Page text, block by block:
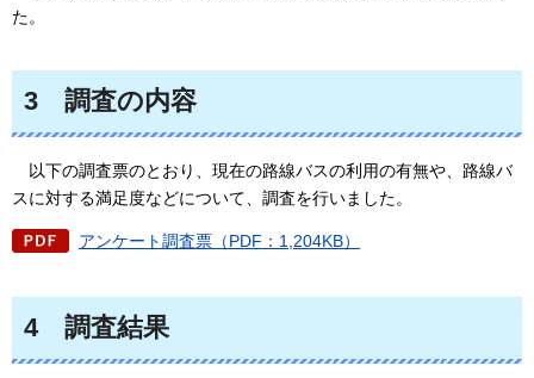
た。
3 調査の内容
以下の調査票のとおり、現在の路線バスの利用の有無や、路線バ
スに対する満足度などについて、調査を行いました。
アンケート調査票（PDF：1,204KB）
4 調査結果